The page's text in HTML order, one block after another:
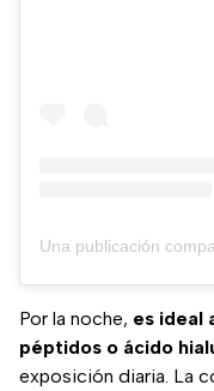
Una publicación
Por la noche, es ideal
péptidos o ácido
exposición diaria. La